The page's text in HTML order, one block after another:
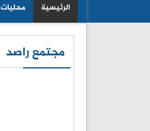
الرئيسية محليات
مجتمع راصد